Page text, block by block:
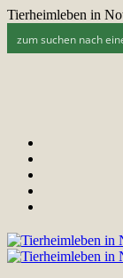
Tierheimleben in